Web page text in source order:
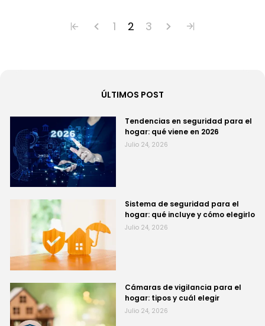
1 2 3
ÚLTIMOS POST
Tendencias en seguridad para el
hogar: qué viene en 2026
Julio 24, 2026
Sistema de seguridad para el
hogar: qué incluye y cómo elegirlo
Julio 24, 2026
Cámaras de vigilancia para el
hogar: tipos y cuál elegir
Julio 24, 2026